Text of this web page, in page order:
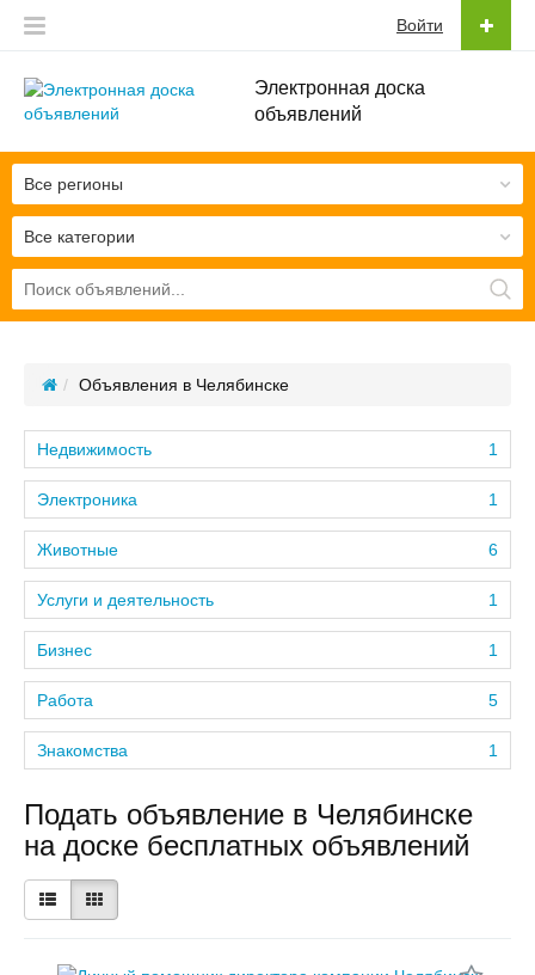
Электронная доска
объявлений
Войти
Все категории
Все регионы
Объявления в Челябинске
1
Недвижимость
1
Электроника
6
Животные
1
Услуги и деятельность
1
Бизнес
5
Работа
1
Знакомства
Подать объявление в Челябинске
на доске бесплатных объявлений